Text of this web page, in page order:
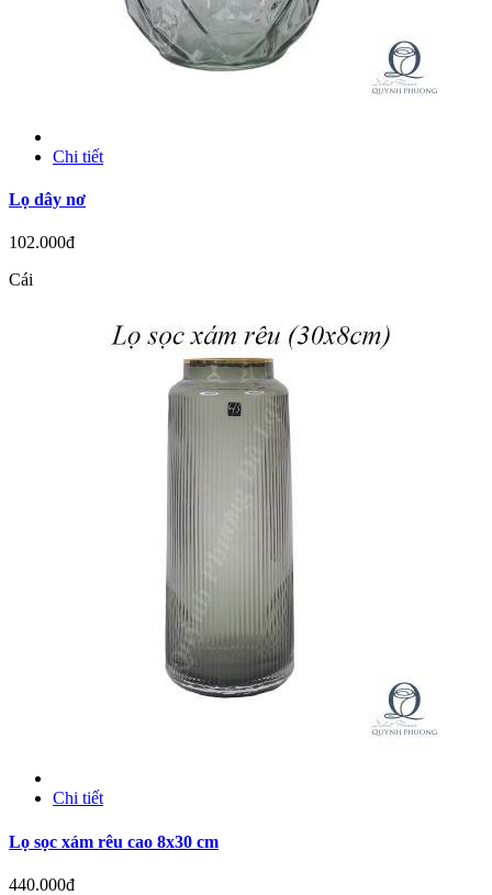
Chi tiết
Lọ dây nơ
102.000đ
Cái
Chi tiết
Lọ sọc xám rêu cao 8x30 cm
440.000đ